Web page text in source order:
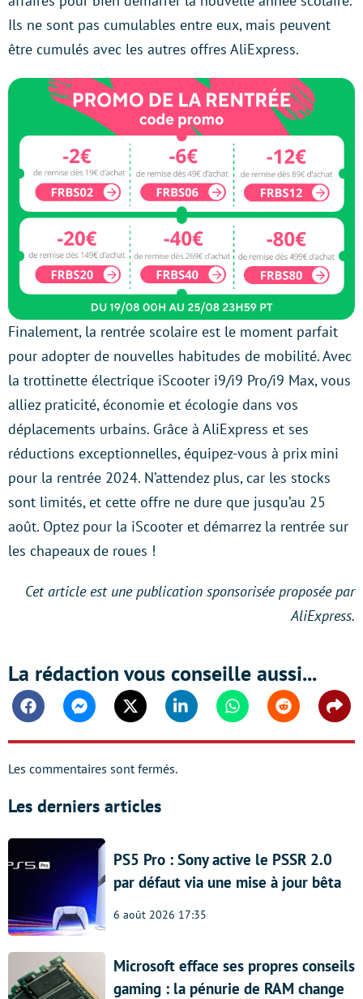
Ils ne sont pas cumulables entre eux, mais peuvent
être cumulés avec les autres offres AliExpress.
Finalement, la rentrée scolaire est le moment parfait
pour adopter de nouvelles habitudes de mobilité. Avec
la trottinette électrique iScooter i9/i9 Pro/i9 Max, vous
alliez praticité, économie et écologie dans vos
déplacements urbains. Grâce à AliExpress et ses
réductions exceptionnelles, équipez-vous à prix mini
pour la rentrée 2024. N’attendez plus, car les stocks
sont limités, et cette offre ne dure que jusqu’au 25
août. Optez pour la iScooter et démarrez la rentrée sur
les chapeaux de roues !
Cet article est une publication sponsorisée proposée par
AliExpress.
La rédaction vous conseille aussi...
FacebookMessengerTwitter Linkedin WhatsappReddit
Les commentaires sont fermés.
Les derniers articles
PS5 Pro : Sony active le PSSR 2.0
par défaut via une mise à jour bêta
6 août 2026 17:35
Microsoft efface ses propres conseils
gaming : la pénurie de RAM change